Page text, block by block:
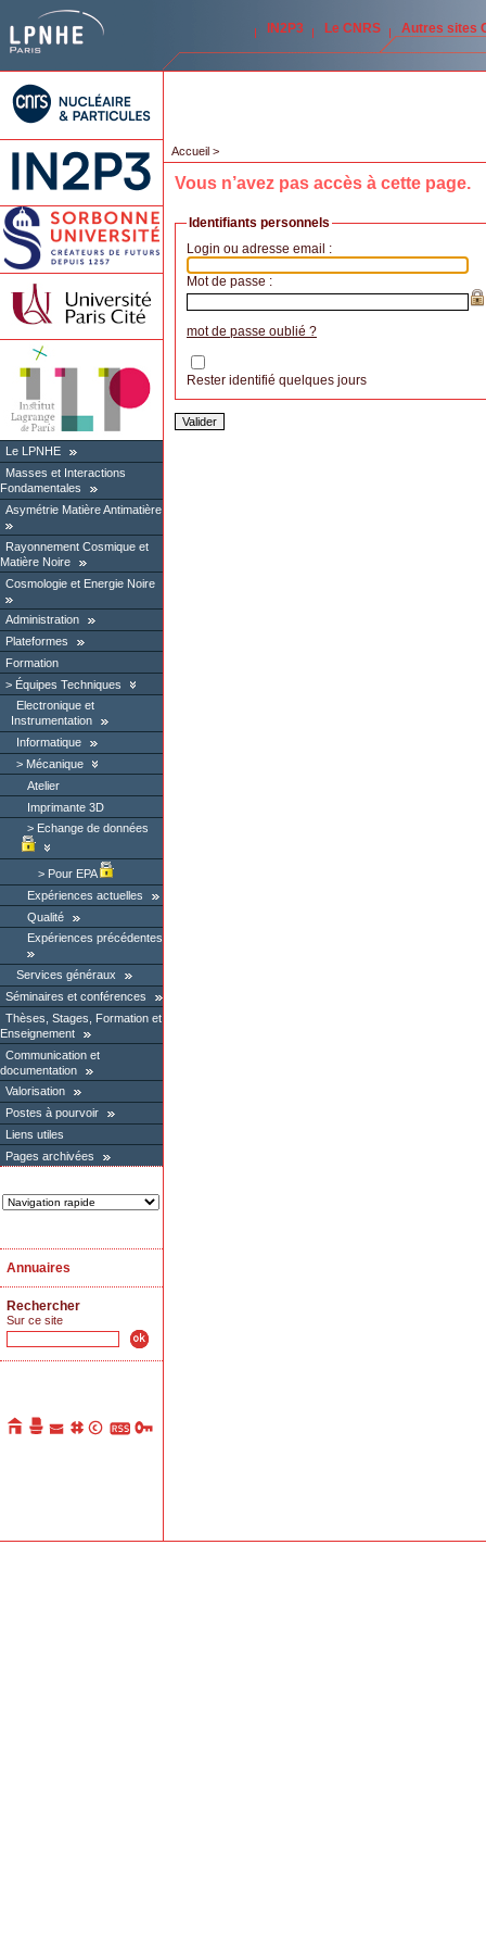
IN2P3 Le CNRS Autres sites
Le LPNHE
Masses et Interactions
Fondamentales
Asymétrie Matière Antimatière
Rayonnement Cosmique et
Matière Noire
Cosmologie et Energie Noire
Administration
Plateformes
Formation
Équipes Techniques
Electronique et
Instrumentation
Informatique
Mécanique
Atelier
Imprimante 3D
Echange de données
Pour EPA
Expériences actuelles
Qualité
Expériences précédentes
Services généraux
Séminaires et conférences
Thèses, Stages, Formation et
Enseignement
Communication et
documentation
Valorisation
Postes à pourvoir
Liens utiles
Pages archivées
Annuaires
Rechercher
Sur ce site
Accueil >
Vous n’avez pas accès à cette page.
Identifiants personnels
Login ou adresse email :
Mot de passe :
mot de passe oublié ?
Rester identifié quelques jours